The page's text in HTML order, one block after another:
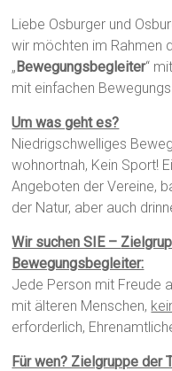
Liebe Osburger und
wir möchten im Rahmen
„Bewegungsbegleiter“
mit einfachen
Um was geht es?
Niedrigschwelliges
wohnortnah, Kein Sport!
Angeboten der Vereine,
der Natur, aber auch
Wir suchen SIE –
Bewegungsbegleiter:
Jede Person mit Freude
mit älteren Menschen,
erforderlich,
Für wen? Zielgruppe der